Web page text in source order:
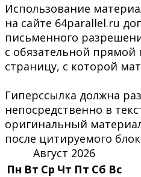
Использование
на сайте 64parallel.ru
письменного
с обязательной прямой
страницу, с которой
Гиперссылка должна
непосредственно в
оригинальный
после цитируемого
Август 2026
Пн Вт Ср Чт Пт Сб Вс